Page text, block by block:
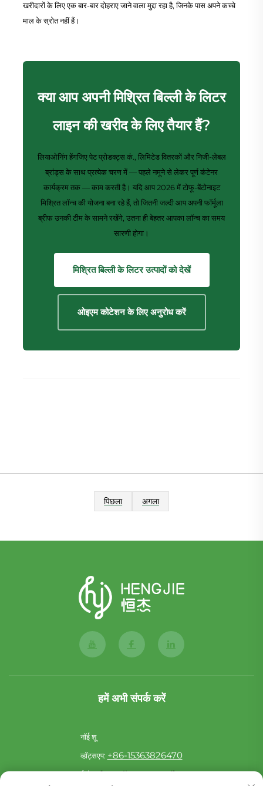
खरीदारों के लिए एक बार-बार दोहराए जाने वाला मुद्दा रहा है, जिनके पास अपने कच्चे
माल के स्रोत नहीं हैं।
क्या आप अपनी मिश्रित बिल्ली के लिटर
लाइन की खरीद के लिए तैयार हैं?
लियाओनिंग हेंगजिए पेट प्रोडक्ट्स कं., लिमिटेड वितरकों और निजी-लेबल
ब्रांड्स के साथ प्रत्येक चरण में — पहले नमूने से लेकर पूर्ण कंटेनर
कार्यक्रम तक — काम करती है। यदि आप 2026 में टोफू-बेंटोनाइट
मिश्रित लॉन्च की योजना बना रहे हैं, तो जितनी जल्दी आप अपनी फॉर्मूला
ब्रीफ उनकी टीम के सामने रखेंगे, उतना ही बेहतर आपका लॉन्च का समय
सारणी होगा।
मिश्रित बिल्ली के लिटर उत्पादों को देखें
ओइएम कोटेशन के लिए अनुरोध करें
पिछला अगला
हमें अभी संपर्क करें
नॉई शू
व्हॉट्सएप: +86-15363826470
ई-मेल:[email protected]